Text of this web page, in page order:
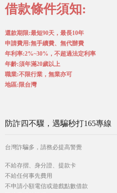
借款條件須知:
還款期限:最短90天，最長10年
申請費用:無手續費、無代辦費
年利率:2%~30%，不超過法定利率
年齡:須年滿20歲以上
職業:不限行業，無業亦可
地區:限台灣
防詐四不驟，遇騙秒打165專線
台灣詐騙多，請務必提高警覺
不給存摺、身分證、提款卡
不給任何事先費用
不申請小額電信或遊戲點數借款